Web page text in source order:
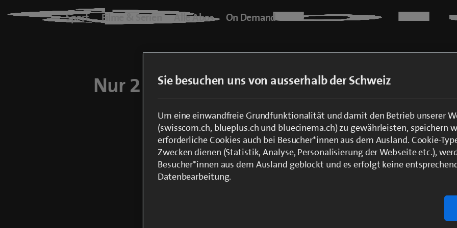
Blue+
Sport Filme & Serien Alle Abos On Demand
Nur 2 Schritte bis zum Vergnügen mit
Login erstellen oder mit Swisscom Login anmelden
In der Bestellübersicht deine Angaben prüfen und Bestellung
Hinweis: Damit du blue SuperMax schauen kannst, wird dir
TV Air free aufgeschaltet.
Sie besuchen uns von ausserhalb der Schweiz
Um eine einwandfreie Grundfunktionalität und damit den Betrieb unserer
(swisscom.ch, blueplus.ch und bluecinema.ch) zu gewährleisten, speichern
erforderliche Cookies auch bei Besucher*innen aus dem Ausland. Cookie-
Zwecken dienen (Statistik, Analyse, Personalisierung der Webseite etc.),
Besucher*innen aus dem Ausland geblockt und es erfolgt keine
Datenbearbeitung.